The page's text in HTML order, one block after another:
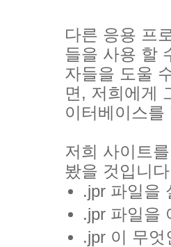
다른 응용 프
들을 사용 할
자들을 도울
면, 저희에게
이터베이스
저희 사이트
봤을 것입니
.jpr 파일을
.jpr 파일을
.jpr 이 무엇